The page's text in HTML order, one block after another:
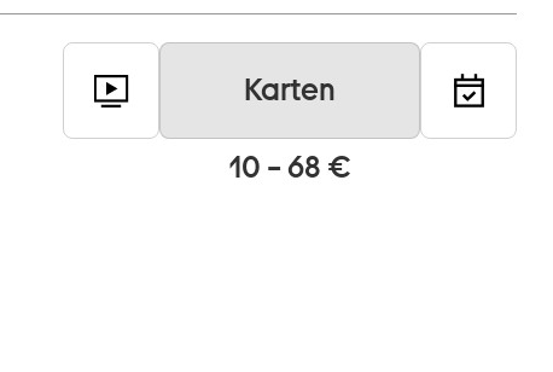
Karten
10 – 68 €